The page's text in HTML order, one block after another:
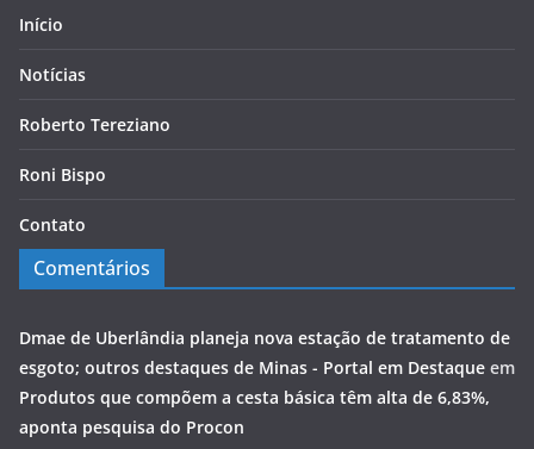
Início
Notícias
Roberto Tereziano
Roni Bispo
Contato
Comentários
Dmae de Uberlândia planeja nova estação de tratamento de
esgoto; outros destaques de Minas - Portal em Destaque em
Produtos que compõem a cesta básica têm alta de 6,83%,
aponta pesquisa do Procon